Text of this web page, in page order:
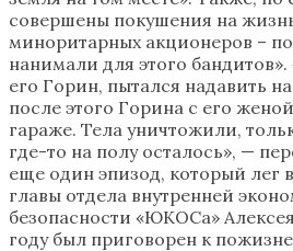
совершены покушения на
миноритарных акционеров –
нанимали для этого
его Горин, пытался надавить
после этого Горина с его
гараже. Тела уничтожили,
где-то на полу осталось», —
еще один эпизод, который лег
главы отдела внутренней
безопасности «ЮКОСа»
году был приговорен к